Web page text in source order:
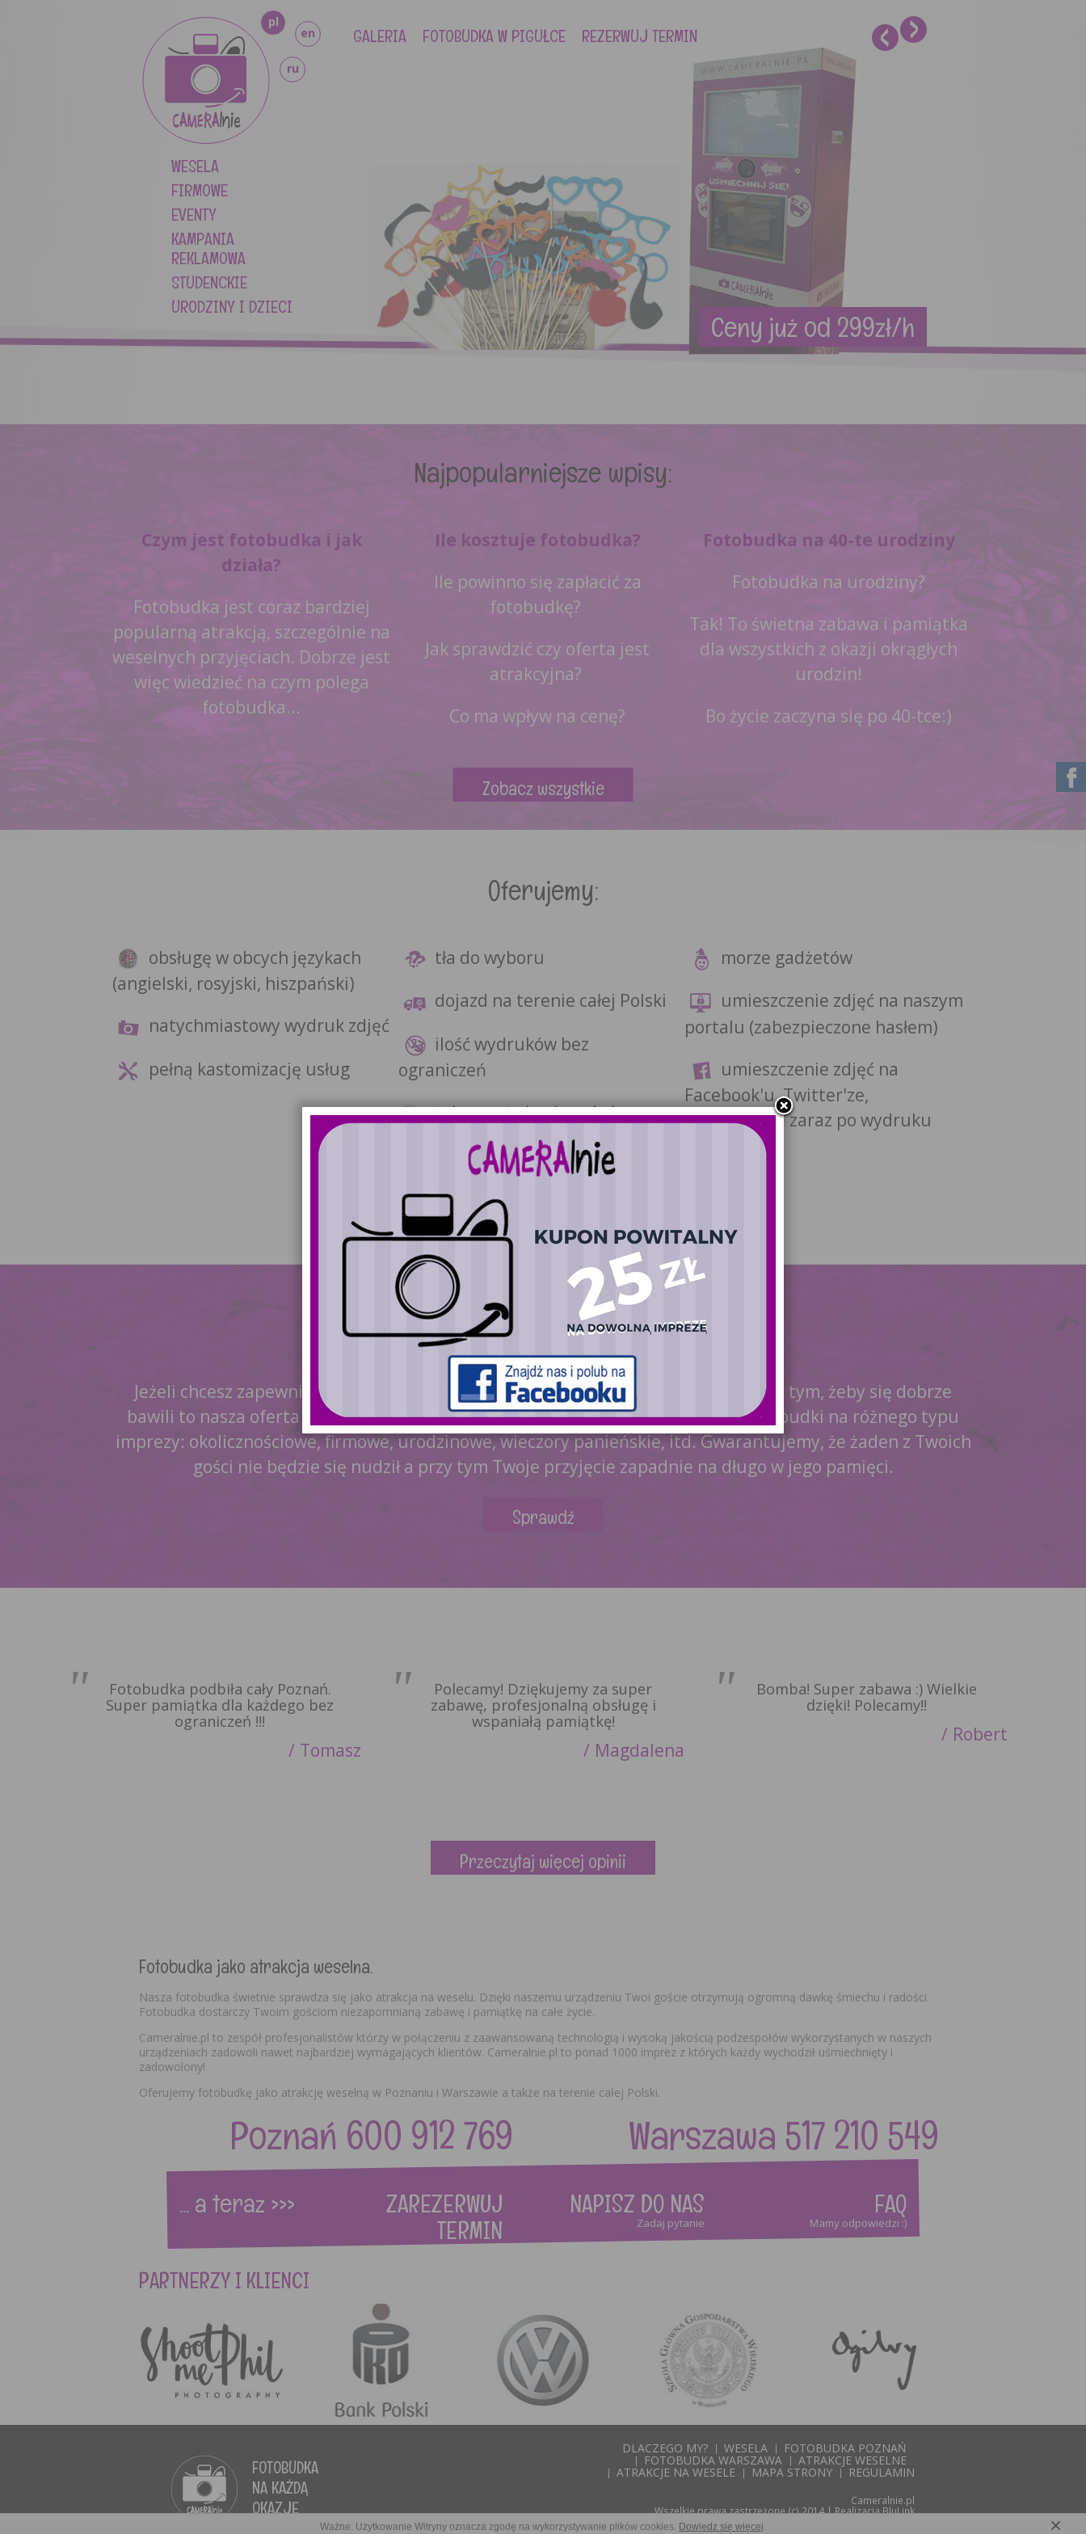
pl
en
ru
GALERIA FOTOBUDKA W PIGUŁCE REZERWUJ TERMIN
WESELA
FIRMOWE
EVENTY
KAMPANIA
REKLAMOWA
STUDENCKIE
URODZINY I DZIECI
Ceny już od 299zł/h
Najpopularniejsze wpisy:
Czym jest fotobudka i jak
działa?
Fotobudka jest coraz bardziej
popularną atrakcją, szczególnie na
weselnych przyjęciach. Dobrze jest
więc wiedzieć na czym polega
fotobudka...
Ile kosztuje fotobudka?
Ile powinno się zapłacić za
fotobudkę?
Jak sprawdzić czy oferta jest
atrakcyjna?
Co ma wpływ na cenę?
Fotobudka na 40-te urodziny
Fotobudka na urodziny?
Tak! To świetna zabawa i pamiątka
dla wszystkich z okazji okrągłych
urodzin!
Bo życie zaczyna się po 40-tce:)
Zobacz wszystkie
Oferujemy:
obsługę w obcych językach
(angielski, rosyjski, hiszpański)
natychmiastowy wydruk zdjęć
pełną kastomizację usług
tła do wyboru
dojazd na terenie całej Polski
ilość wydruków bez
ograniczeń
stałą asystę i pełną obsługę
morze gadżetów
umieszczenie zdjęć na naszym
portalu (zabezpieczone hasłem)
umieszczenie zdjęć na
Facebook'u, Twitter'ze,
Instagram'ie zaraz po wydruku
Fotobudka Cameralnie.pl
Jeżeli chcesz zapewnić swoim gościom wspaniałą pamiątkę a przy tym zależy Ci na tym, żeby się dobrze
bawili to nasza oferta jest właśnie dla Ciebie! Cameralnie.pl oferuje wynajem fotobudki na różnego typu
imprezy: okolicznościowe, firmowe, urodzinowe, wieczory panieńskie, itd. Gwarantujemy, że żaden z Twoich
gości nie będzie się nudził a przy tym Twoje przyjęcie zapadnie na długo w jego pamięci.
Sprawdź
Fotobudka podbiła cały Poznań.
Super pamiątka dla każdego bez
ograniczeń !!!
Tomasz
Polecamy! Dziękujemy za super
zabawę, profesjonalną obsługę i
wspaniałą pamiątkę!
Magdalena
Bomba! Super zabawa :) Wielkie
dzięki! Polecamy!!
Robert
Przeczytaj więcej opinii
Fotobudka jako atrakcja weselna.
Nasza fotobudka świetnie sprawdza się jako atrakcja na weselu. Dzięki naszemu urządzeniu Twoi goście otrzymują ogromną dawkę śmiechu i radości.
Fotobudka dostarczy Twoim gościom niezapomnianą zabawę i pamiątkę na całe życie.
Cameralnie.pl to zespół profesjonalistów którzy w połączeniu z zaawansowaną technologią i wysoką jakością podzespołów wykorzystanych w naszych
urządzeniach zadowoli nawet najbardziej wymagających klientów. Cameralnie.pl to ponad 1000 imprez z których każdy wychodził uśmiechnięty i
zadowolony!
Oferujemy fotobudkę jako atrakcję weselną w Poznaniu i Warszawie a także na terenie całej Polski.
Poznań 600 912 769 Warszawa 517 210 549
... a teraz >>>
ZAREZERWUJ
TERMIN
Formularz on-line
NAPISZ DO NAS
Zadaj pytanie
FAQ
Mamy odpowiedzi :)
PARTNERZY I KLIENCI
FOTOBUDKA
NA KAŻDĄ
OKAZJĘ
DLACZEGO MY? WESELA FOTOBUDKA POZNAŃ
FOTOBUDKA WARSZAWA ATRAKCJE WESELNE
ATRAKCJE NA WESELE MAPA STRONY REGULAMIN
Cameralnie.pl
Wszelkie prawa zastrzeżone (c) 2014 | RealizacjaBluLink
Ważne: Użytkowanie Witryny oznacza zgodę na wykorzystywanie plików cookies. Dowiedz się więcej. ×